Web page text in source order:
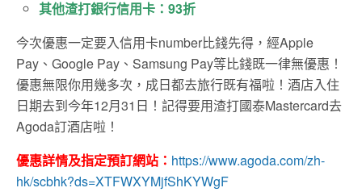
其他渣打銀行信用卡：93折
今次優惠一定要入信用卡number比錢先得，經Apple
Pay、Google Pay、Samsung Pay等比錢既一律無優惠！
優惠無限你用幾多次，成日都去旅行既有福啦！酒店入住
日期去到今年12月31日！記得要用渣打國泰Mastercard去
Agoda訂酒店啦！
優惠詳情及指定預訂網站： https://www.agoda.com/zh-
hk/scbhk?ds=XTFWXYMjfShKYWgF